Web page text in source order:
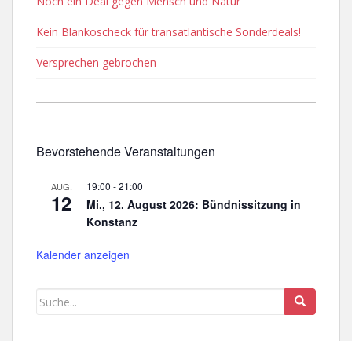
Kein Blankoscheck für transatlantische Sonderdeals!
Versprechen gebrochen
Bevorstehende Veranstaltungen
AUG.
12
19:00 -21:00
Mi., 12. August 2026: Bündnissitzung in
Konstanz
Kalender anzeigen